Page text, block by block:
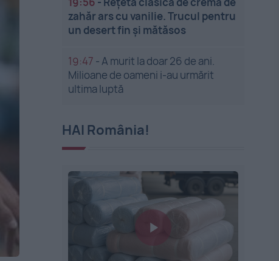
zahăr ars cu vanilie. Trucul pentru
un desert fin și mătăsos
19:47 -A murit la doar 26 de ani.
Milioane de oameni i-au urmărit
ultima luptă
HAI România!